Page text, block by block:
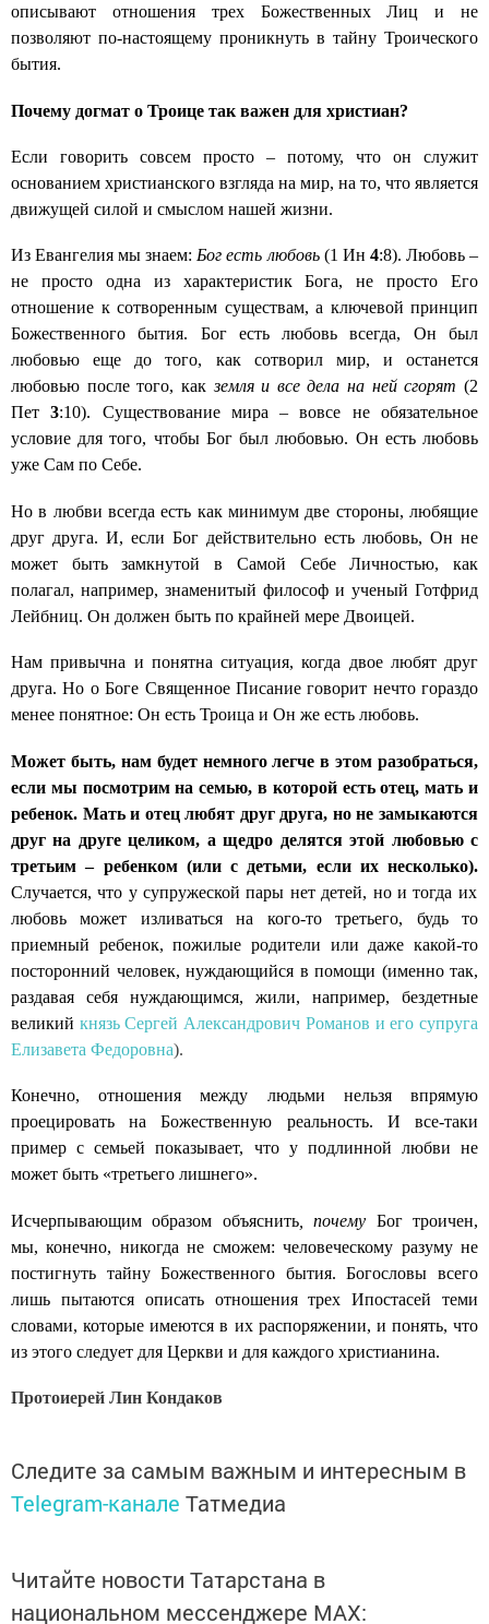
описывают отношения трех Божественных Лиц и не
позволяют по-настоящему проникнуть в тайну Троического
бытия.
Почему догмат о Троице так важен для христиан?
Если говорить совсем просто – потому, что он служит
основанием христианского взгляда на мир, на то, что является
движущей силой и смыслом нашей жизни.
Из Евангелия мы знаем:Бог есть любовь(1 Ин 4:8). Любовь –
не просто одна из характеристик Бога, не просто Его
отношение к сотворенным существам, а ключевой принцип
Божественного бытия. Бог есть любовь всегда, Он был
любовью еще до того, как сотворил мир, и останется
любовью после того, какземля и все дела на ней сгорят (2
Пет3:10). Существование мира – вовсе не обязательное
условие для того, чтобы Бог был любовью. Он есть любовь
уже Сам по Себе.
Но в любви всегда есть как минимум две стороны, любящие
друг друга. И, если Бог действительно есть любовь, Он не
может быть замкнутой в Самой Себе Личностью, как
полагал, например, знаменитый философ и ученый Готфрид
Лейбниц. Он должен быть по крайней мере Двоицей.
Нам привычна и понятна ситуация, когда двое любят друг
друга. Но о Боге Священное Писание говорит нечто гораздо
менее понятное: Он есть Троица и Он же есть любовь.
Может быть, нам будет немного легче в этом разобраться,
если мы посмотрим на семью, в которой есть отец, мать и
ребенок. Мать и отец любят друг друга, но не замыкаются
друг на друге целиком, а щедро делятся этой любовью с
третьим – ребенком (или с детьми, если их несколько).
Случается, что у супружеской пары нет детей, но и тогда их
любовь может изливаться на кого-то третьего, будь то
приемный ребенок, пожилые родители или даже какой-то
посторонний человек, нуждающийся в помощи (именно так,
раздавая себя нуждающимся, жили, например, бездетные
великий князь Сергей Александрович Романов и его супруга
Елизавета Федоровна).
Конечно, отношения между людьми нельзя впрямую
проецировать на Божественную реальность. И все-таки
пример с семьей показывает, что у подлинной любви не
может быть «третьего лишнего».
Исчерпывающим образом объяснить, почему Бог троичен,
мы, конечно, никогда не сможем: человеческому разуму не
постигнуть тайну Божественного бытия. Богословы всего
лишь пытаются описать отношения трех Ипостасей теми
словами, которые имеются в их распоряжении, и понять, что
из этого следует для Церкви и для каждого христианина.
Протоиерей Лин Кондаков
Следите за самым важным и интересным в
Telegram-канале Татмедиа
Читайте новости Татарстана в
национальном мессенджере MАХ: